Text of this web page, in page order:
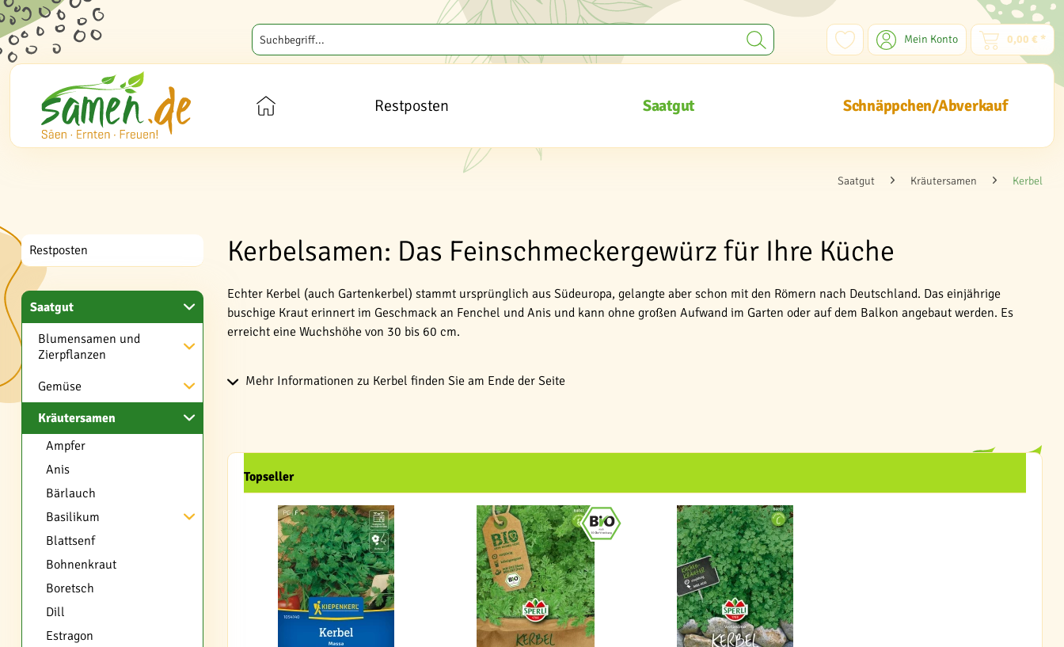
Mein Konto 0,00 € *
Restposten Saatgut Schnäppchen/Abverkauf
Saatgut Kräutersamen Kerbel
Restposten
Saatgut
Blumensamen und
Zierpflanzen
Gemüse
Kräutersamen
Ampfer
Anis
Bärlauch
Basilikum
Blattsenf
Bohnenkraut
Boretsch
Dill
Estragon
Kerbelsamen: Das Feinschmeckergewürz für Ihre Küche
Echter Kerbel (auch Gartenkerbel) stammt ursprünglich aus Südeuropa, gelangte aber schon mit den Römern nach Deutschland. Das einjährige
buschige Kraut erinnert im Geschmack an Fenchel und Anis und kann ohne großen Aufwand im Garten oder auf dem Balkon angebaut werden. Es
erreicht eine Wuchshöhe von 30 bis 60 cm.
Mehr Informationen zu Kerbel finden Sie am Ende der Seite
Topseller